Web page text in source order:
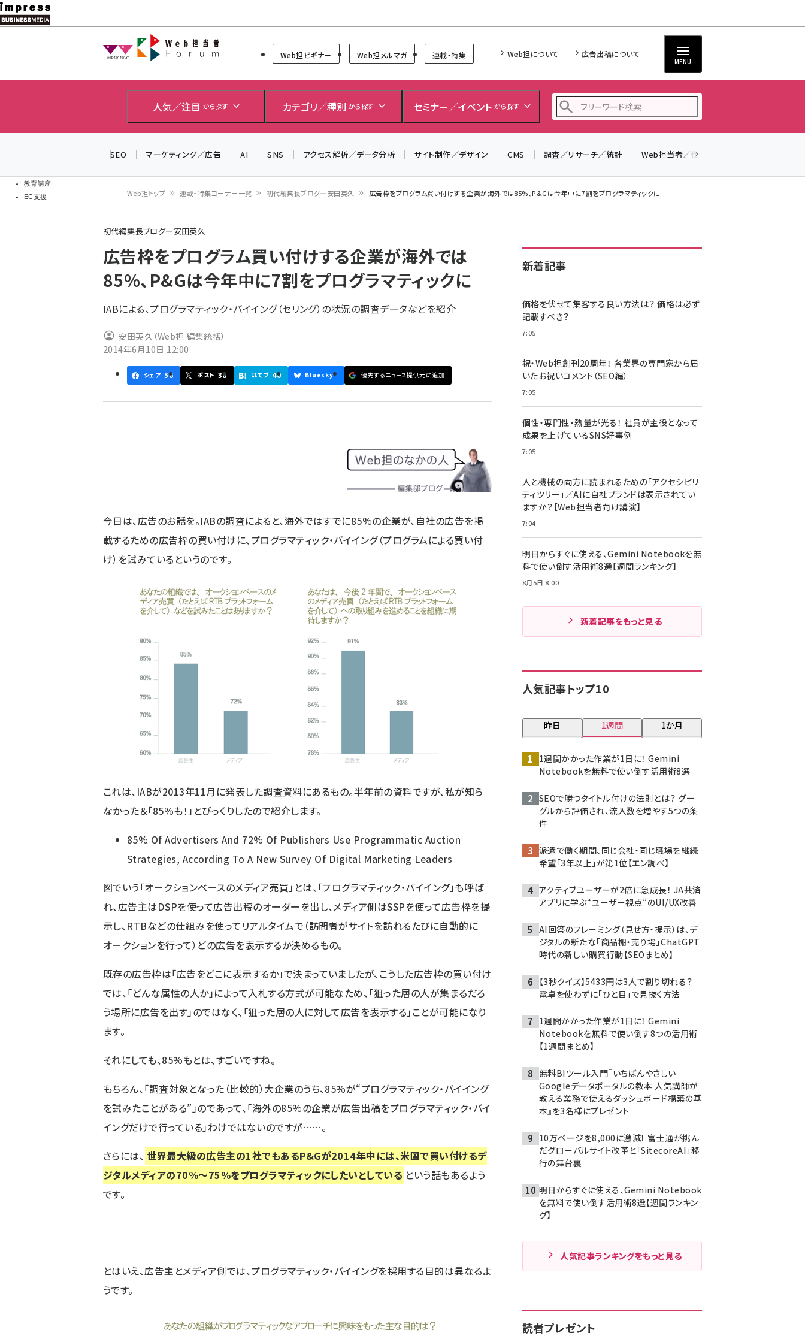
メ
イ
教育講座
EC支援
Web担当者Forum
Web担ビギナー Web担メルマガ 連載・特集 Web担について 広告出稿について
MENU
人気／注目 から探す カテゴリ／種別 から探す セミナー／イベント から探す
ai (2801)
z世代 (1620)
meo (1274)
SEO マーケティング／広告 AI SNS アクセス解析／データ分析 サイト制作／デザイン CMS 調査／リサーチ／統計 Web担当者／仕事
ン
く
ず
Web担トップ 連載・特集コーナー一覧 初代編集長ブログ―安田英久 広告枠をプログラム買い付けする企業が海外では85%、P&Gは今年中に7割をプログラマティックに
初代編集長ブログ―安田英久
広告枠をプログラム買い付けする企業が海外では
85%、P&Gは今年中に7割をプログラマティックに
IABによる、プログラマティック・バイイング（セリング）の状況の調査データなどを紹介
安田英久（Web担 編集統括）
2014年6月10日 12:00
シェア 56 ポスト 38 はてブ 40 Bluesky 優先するニュース提供元に追加
今日は、広告のお話を。IABの調査によると、海外ではすでに85%の企業が、自社の広告を掲
載するための広告枠の買い付けに、プログラマティック・バイイング（プログラムによる買い付
け）を試みているというのです。
これは、IABが2013年11月に発表した調査資料にあるもの。半年前の資料ですが、私が知ら
なかった＆「85％も！」とびっくりしたので紹介します。
85% Of Advertisers And 72% Of Publishers Use Programmatic Auction
Strategies, According To A New Survey Of Digital Marketing Leaders
図でいう「オークションベースのメディア売買」とは、「プログラマティック・バイイング」も呼ば
れ、広告主はDSPを使って広告出稿のオーダーを出し、メディア側はSSPを使って広告枠を提
示し、RTBなどの仕組みを使ってリアルタイムで（訪問者がサイトを訪れるたびに自動的に
オークションを行って）どの広告を表示するか決めるもの。
既存の広告枠は「広告をどこに表示するか」で決まっていましたが、こうした広告枠の買い付け
では、「どんな属性の人か」によって入札する方式が可能なため、「狙った層の人が集まるだろ
う場所に広告を出す」のではなく、「狙った層の人に対して広告を表示する」ことが可能になり
ます。
それにしても、85%もとは、すごいですね。
もちろん、「調査対象となった（比較的）大企業のうち、85%が“プログラマティック・バイイング
を試みたことがある”」のであって、「海外の85%の企業が広告出稿をプログラマティック・バイ
イングだけで行っている」わけではないのですが……。
さらには、 世界最大級の広告主の1社でもあるP&Gが2014年中には、米国で買い付けるデ
ジタルメディアの70%～75%をプログラマティックにしたいとしている という話もあるよう
です。
とはいえ、広告主とメディア側では、プログラマティック・バイイングを採用する目的は異なるよ
うです。
新着記事
価格を伏せて集客する良い方法は？ 価格は必ず
記載すべき？
7:05
祝・Web担創刊20周年！ 各業界の専門家から届
いたお祝いコメント（SEO編）
7:05
個性・専門性・熱量が光る！ 社員が主役となって
成果を上げているSNS好事例
7:05
人と機械の両方に読まれるための「アクセシビリ
ティツリー」／AIに自社ブランドは表示されてい
ますか？【Web担当者向け講演】
7:04
明日からすぐに使える、Gemini Notebookを無
料で使い倒す活用術8選【週間ランキング】
8月5日 8:00
新着記事をもっと見る
人気記事トップ10
昨日 1週間 1か月
1週間かかった作業が1日に！ Gemini
Notebookを無料で使い倒す活用術8選
SEOで勝つタイトル付けの法則とは？ グー
グルから評価され、流入数を増やす5つの条
件
派遣で働く期間、同じ会社・同じ職場を継続
希望「3年以上」が第1位【エン調べ】
アクティブユーザーが2倍に急成長！ JA共済
アプリに学ぶ“ユーザー視点”のUI/UX改善
AI回答のフレーミング（見せ方・提示）は、デ
ジタルの新たな「商品棚・売り場」――ChatGPT
時代の新しい購買行動【SEOまとめ】
【3秒クイズ】5433円は3人で割り切れる？
電卓を使わずに「ひと目」で見抜く方法
1週間かかった作業が1日に！ Gemini
Notebookを無料で使い倒す8つの活用術
【1週間まとめ】
無料BIツール入門『いちばんやさしい
Googleデータポータルの教本 人気講師が
教える業務で使えるダッシュボード構築の基
本』を3名様にプレゼント
10万ページを8,000に激減！ 富士通が挑ん
だグローバルサイト改革と「SitecoreAI」移
行の舞台裏
明日からすぐに使える、Gemini Notebook
を無料で使い倒す活用術8選【週間ランキン
グ】
人気記事ランキングをもっと見る
読者プレゼント
＼ 読者アンケートにご協力ください ／
7月24日で創刊20周年。ご回答者には抽選でプレゼントを
▼アンケートページはこちらから▼